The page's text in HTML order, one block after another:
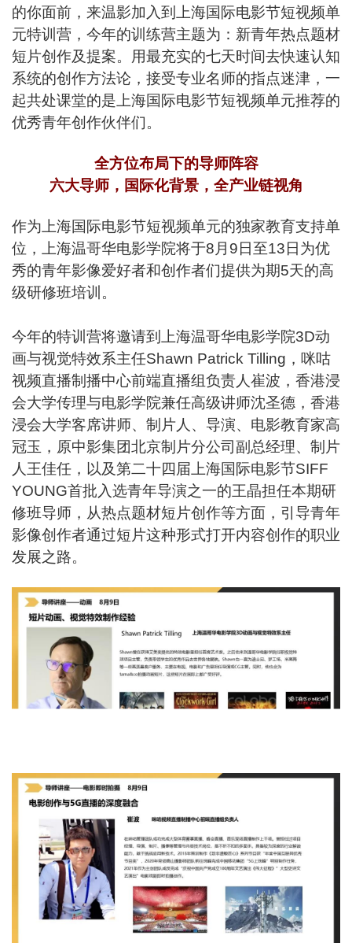
的你面前，来温影加入到上海国际电影节短视频单
元特训营，今年的训练营主题为：新青年热点题材
短片创作及提案。用最充实的七天时间去快速认知
系统的创作方法论，接受专业名师的指点迷津，一
起共处课堂的是上海国际电影节短视频单元推荐的
优秀青年创作伙伴们。
全方位布局下的导师阵容
六大导师，国际化背景，全产业链视角
作为上海国际电影节短视频单元的独家教育支持单
位，上海温哥华电影学院将于8月9日至13日为优
秀的青年影像爱好者和创作者们提供为期5天的高
级研修班培训。
今年的特训营将邀请到上海温哥华电影学院3D动
画与视觉特效系主任Shawn Patrick Tilling，咪咕
视频直播制播中心前端直播组负责人崔波，香港浸
会大学传理与电影学院兼任高级讲师沈圣德，香港
浸会大学客席讲师、制片人、导演、电影教育家高
冠玉，原中影集团北京制片分公司副总经理、制片
人王佳任，以及第二十四届上海国际电影节SIFF
YOUNG首批入选青年导演之一的王晶担任本期研
修班导师，从热点题材短片创作等方面，引导青年
影像创作者通过短片这种形式打开内容创作的职业
发展之路。